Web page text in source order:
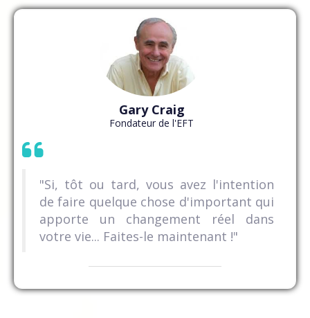
Gary Craig
Fondateur de l'EFT
"Si, tôt ou tard, vous avez l'intention
de faire quelque chose d'important qui
apporte un changement réel dans
votre vie... Faites-le maintenant !"